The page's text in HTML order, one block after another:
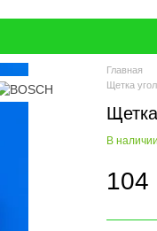
Главная
Щетка
В наличии
104